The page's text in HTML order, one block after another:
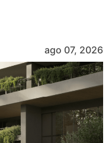
ago 07, 2026